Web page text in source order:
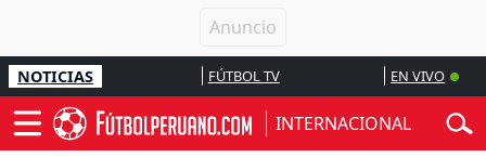
NOTICIAS FÚTBOL TV EN VIVO
INTERNACIONAL